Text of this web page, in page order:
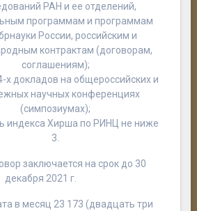
РАН и ее отделений,
программам и программам
России, российским и
контрактам (договорам,
соглашениям);
х докладов на общероссийских и
научных конференциях
(симпозиумах);
индекса Хирша по РИНЦ не ниже
3.
заключается на срок до 30
декабря 2021 г.
в месяц 23 173 (двадцать три